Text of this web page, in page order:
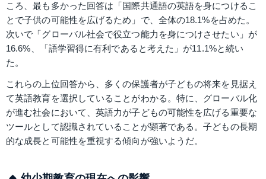
ころ、最も多かった回答は「国際共通語の英語を身につけるこ
とで子供の可能性を広げるため」で、全体の18.1%を占めた。
次いで「グローバル社会で役立つ能力を身につけさせたい」が
16.6%、「語学習得に有利であると考えた」が11.1%と続い
た。
これらの上位回答から、多くの保護者が子どもの将来を見据え
て英語教育を選択していることがわかる。特に、グローバル化
が進む社会において、英語力が子どもの可能性を広げる重要な
ツールとして認識されていることが顕著である。子どもの長期
的な成長と可能性を重視する傾向が強いようだ。